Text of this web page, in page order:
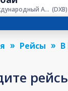
Международный Аэропорт Дубая (DXB)
Рейсы В